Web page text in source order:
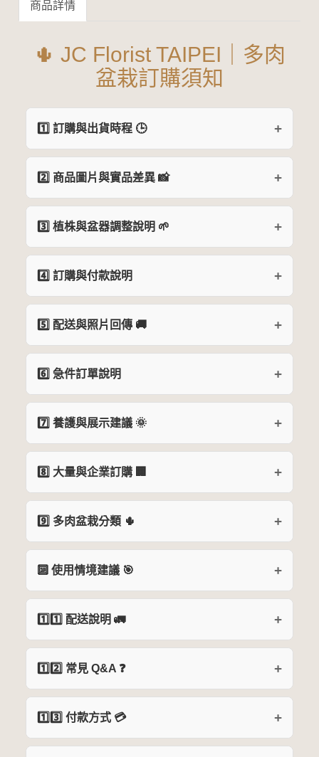
商品詳情
🌵 JC Florist TAIPEI｜多肉
盆栽訂購須知
1️⃣ 訂購與出貨時程 🕒
2️⃣ 商品圖片與實品差異 📸
3️⃣ 植株與盆器調整說明 🌱
4️⃣ 訂購與付款說明
5️⃣ 配送與照片回傳 🚚
6️⃣ 急件訂單說明
7️⃣ 養護與展示建議 🌞
8️⃣ 大量與企業訂購 🏢
9️⃣ 多肉盆栽分類 🌵
🔟 使用情境建議 🎯
1️⃣1️⃣ 配送說明 🚛
1️⃣2️⃣ 常見 Q&A ❓
1️⃣3️⃣ 付款方式 💳